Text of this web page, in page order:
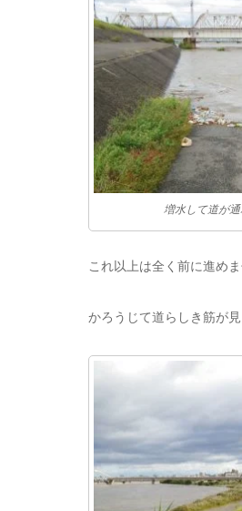
増水して道が通
これ以上は全く前に進めま
かろうじて道らしき筋が見